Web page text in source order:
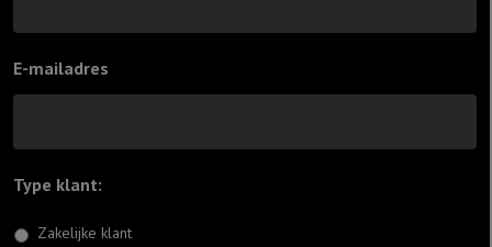
E-mailadres
Type klant:
Zakelijke klant